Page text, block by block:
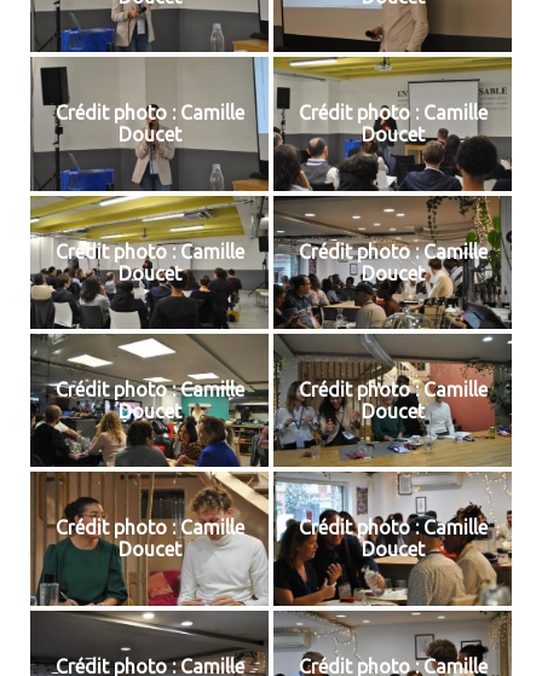
Crédit photo : Camille
Doucet
Crédit photo : Camille
Doucet
Crédit photo : Camille
Doucet
Crédit photo : Camille
Doucet
Crédit photo : Camille
Doucet
Crédit photo : Camille
Doucet
Crédit photo : Camille
Doucet
Crédit photo : Camille
Doucet
Crédit photo : Camille Crédit photo : Camille